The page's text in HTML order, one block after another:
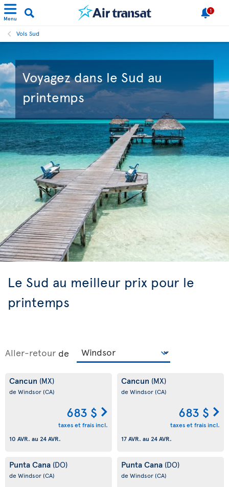
Menu
1
Vols Sud
Voyagez dans le Sud au
printemps
Le Sud au meilleur prix pour le
printemps
Aller-retour de
Cancun (MX)
de Windsor(CA)
683 $
taxes et frais incl.
10 AVR. au 24 AVR.
Cancun (MX)
de Windsor(CA)
683 $
taxes et frais incl.
17 AVR. au 24 AVR.
Punta Cana (DO)
de Windsor(CA)
Punta Cana (DO)
de Windsor(CA)